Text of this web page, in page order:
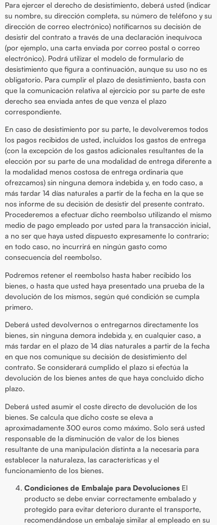
Para ejercer el derecho de desistimiento, deberá usted (indicar
su nombre, su dirección completa, su número de teléfono y su
dirección de correo electrónico) notificarnos su decisión de
desistir del contrato a través de una declaración inequívoca
(por ejemplo, una carta enviada por correo postal o correo
electrónico). Podrá utilizar el modelo de formulario de
desistimiento que figura a continuación, aunque su uso no es
obligatorio. Para cumplir el plazo de desistimiento, basta con
que la comunicación relativa al ejercicio por su parte de este
derecho sea enviada antes de que venza el plazo
correspondiente.
En caso de desistimiento por su parte, le devolveremos todos
los pagos recibidos de usted, incluidos los gastos de entrega
(con la excepción de los gastos adicionales resultantes de la
elección por su parte de una modalidad de entrega diferente a
la modalidad menos costosa de entrega ordinaria que
ofrezcamos) sin ninguna demora indebida y, en todo caso, a
más tardar 14 días naturales a partir de la fecha en la que se
nos informe de su decisión de desistir del presente contrato.
Procederemos a efectuar dicho reembolso utilizando el mismo
medio de pago empleado por usted para la transacción inicial,
a no ser que haya usted dispuesto expresamente lo contrario;
en todo caso, no incurrirá en ningún gasto como
consecuencia del reembolso.
Podremos retener el reembolso hasta haber recibido los
bienes, o hasta que usted haya presentado una prueba de la
devolución de los mismos, según qué condición se cumpla
primero.
Deberá usted devolvernos o entregarnos directamente los
bienes, sin ninguna demora indebida y, en cualquier caso, a
más tardar en el plazo de 14 días naturales a partir de la fecha
en que nos comunique su decisión de desistimiento del
contrato. Se considerará cumplido el plazo si efectúa la
devolución de los bienes antes de que haya concluido dicho
plazo.
Deberá usted asumir el coste directo de devolución de los
bienes. Se calcula que dicho coste se eleva a
aproximadamente 300 euros como máximo. Solo será usted
responsable de la disminución de valor de los bienes
resultante de una manipulación distinta a la necesaria para
establecer la naturaleza, las características y el
funcionamiento de los bienes.
Condiciones de Embalaje para Devoluciones El
producto se debe enviar correctamente embalado y
protegido para evitar deterioro durante el transporte,
recomendándose un embalaje similar al empleado en su